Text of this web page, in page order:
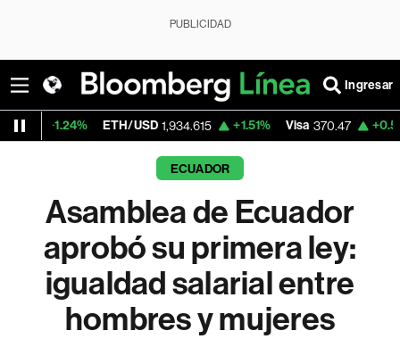
PUBLICIDAD
Ingresar
ETH/USD 1,934.615 +1.51% Visa 370.47 +0.52%
ECUADOR
Asamblea de Ecuador
aprobó su primera ley:
igualdad salarial entre
hombres y mujeres